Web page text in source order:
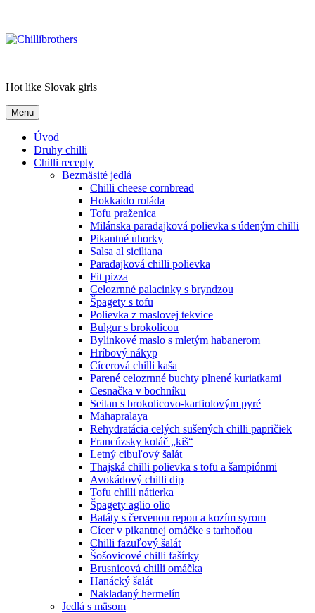
Hot like Slovak girls
Menu
Úvod
Druhy chilli
Chilli recepty
Bezmäsité jedlá
Chilli cheese cornbread
Hokkaido roláda
Tofu praženica
Milánska paradajková polievka s údeným chilli
Pikantné uhorky
Salsa al siciliana
Paradajková chilli polievka
Fit pizza
Celozrnné palacinky s bryndzou
Špagety s tofu
Polievka z maslovej tekvice
Bulgur s brokolicou
Bylinkové maslo s mletým habanerom
Hríbový nákyp
Cícerová chilli kaša
Parené celozrnné buchty plnené kuriatkami
Cesnačka v bochníku
Seitan s brokolicovo-karfiolovým pyré
Mahapralaya
Rehydratácia celých sušených chilli papričiek
Francúzsky koláč „kiš“
Letný cibuľový šalát
Thajská chilli polievka s tofu a šampiónmi
Avokádový chilli dip
Tofu chilli nátierka
Špagety aglio olio
Batáty s červenou repou a kozím syrom
Cícer v pikantnej omáčke s tarhoňou
Chilli fazuľový šalát
Šošovicové chilli fašírky
Brusnicová chilli omáčka
Hanácký šalát
Nakladaný hermelín
Jedlá s mäsom